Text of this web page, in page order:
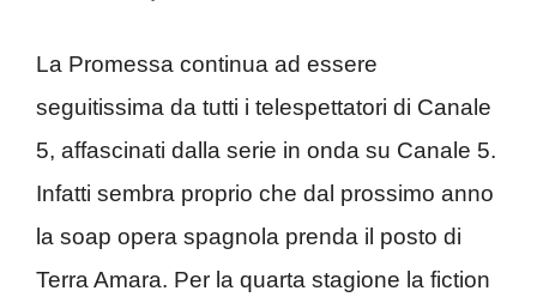
La Promessa continua ad essere
seguitissima da tutti i telespettatori di Canale
5, affascinati dalla serie in onda su Canale 5.
Infatti sembra proprio che dal prossimo anno
la soap opera spagnola prenda il posto di
Terra Amara. Per la quarta stagione la fiction